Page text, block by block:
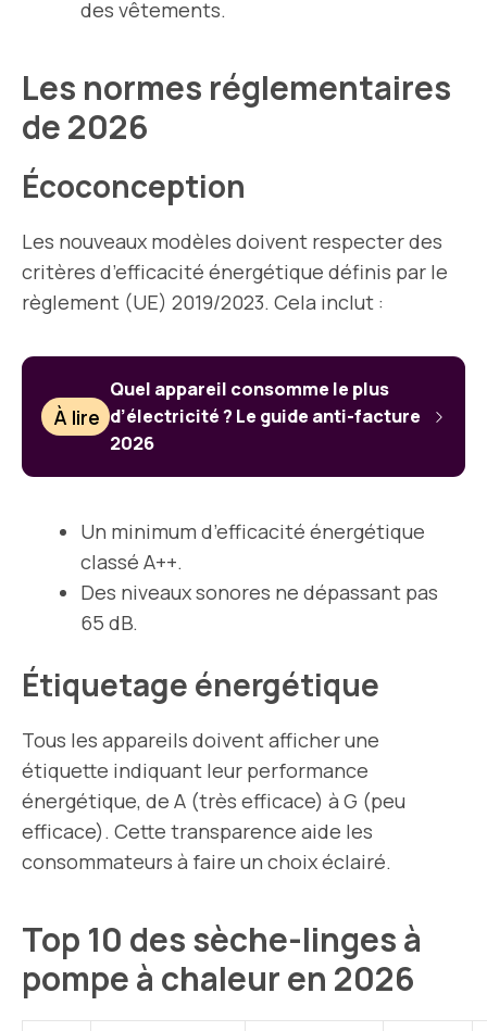
des vêtements.
Les normes réglementaires
de 2026
Écoconception
Les nouveaux modèles doivent respecter des
critères d’efficacité énergétique définis par le
règlement (UE) 2019/2023. Cela inclut :
À lire
Quel appareil consomme le plus
d’électricité ? Le guide anti-facture
2026
Un minimum d’efficacité énergétique
classé A++.
Des niveaux sonores ne dépassant pas
65 dB.
Étiquetage énergétique
Tous les appareils doivent afficher une
étiquette indiquant leur performance
énergétique, de A (très efficace) à G (peu
efficace). Cette transparence aide les
consommateurs à faire un choix éclairé.
Top 10 des sèche-linges à
pompe à chaleur en 2026